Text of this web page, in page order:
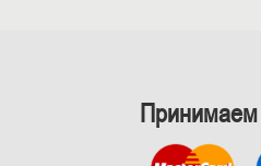
Принимаем